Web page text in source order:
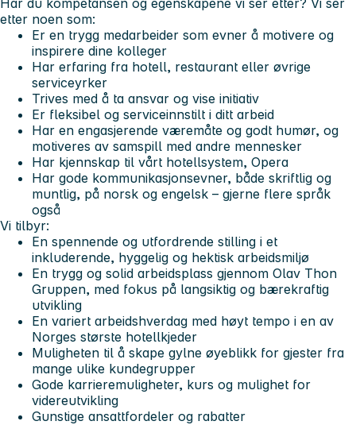
etter noen som:
Er en trygg medarbeider som evner å motivere og
inspirere dine kolleger
Har erfaring fra hotell, restaurant eller øvrige
serviceyrker
Trives med å ta ansvar og vise initiativ
Er fleksibel og serviceinnstilt i ditt arbeid
Har en engasjerende væremåte og godt humør, og
motiveres av samspill med andre mennesker
Har kjennskap til vårt hotellsystem, Opera
Har gode kommunikasjonsevner, både skriftlig og
muntlig, på norsk og engelsk – gjerne flere språk
også
Vi tilbyr:
En spennende og utfordrende stilling i et
inkluderende, hyggelig og hektisk arbeidsmiljø
En trygg og solid arbeidsplass gjennom Olav Thon
Gruppen, med fokus på langsiktig og bærekraftig
utvikling
En variert arbeidshverdag med høyt tempo i en av
Norges største hotellkjeder
Muligheten til å skape gylne øyeblikk for gjester fra
mange ulike kundegrupper
Gode karrieremuligheter, kurs og mulighet for
videreutvikling
Gunstige ansattfordeler og rabatter